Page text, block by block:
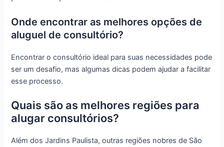
Onde encontrar as melhores opções de
aluguel de consultório?
Encontrar o consultório ideal para suas necessidades pode
ser um desafio, mas algumas dicas podem ajudar a facilitar
esse processo.
Quais são as melhores regiões para
alugar consultórios?
Além dos Jardins Paulista, outras regiões nobres de São